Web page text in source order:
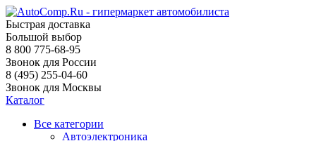
Быстрая доставка
Большой выбор
8 800 775-68-95
Звонок для России
8 (495) 255-04-60
Звонок для Москвы
Каталог
Все категории
Автоэлектроника